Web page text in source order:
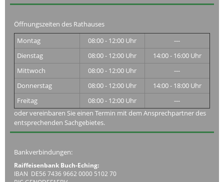
Öffnungszeiten des Rathauses
Montag
08:00 - 12:00 Uhr
---
Dienstag
08:00 - 12:00 Uhr
14:00 - 16:00 Uhr
Mittwoch
08:00 - 12:00 Uhr
---
Donnerstag
08:00 - 12:00 Uhr
14:00 - 18:00 Uhr
Freitag
08:00 - 12:00 Uhr
---
oder vereinbaren Sie einen Termin mit dem Ansprechpartner des
entsprechenden Sachgebietes.
Bankverbindungen:
Raiffeisenbank Buch-Eching:
IBAN DE56 7436 9662 0000 5102 70